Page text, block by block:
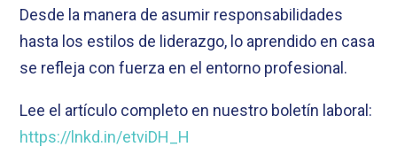
Desde la manera de asumir responsabilidades
hasta los estilos de liderazgo, lo aprendido en casa
se refleja con fuerza en el entorno profesional.
Lee el artículo completo en nuestro boletín laboral:
https://lnkd.in/etviDH_H